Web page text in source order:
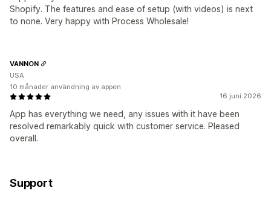
Shopify. The features and ease of setup (with videos) is next
to none. Very happy with Process Wholesale!
16 juni 2026
App has everything we need, any issues with it have been
resolved remarkably quick with customer service. Pleased
overall.
VANNON
USA
10 månader användning av appen
Support